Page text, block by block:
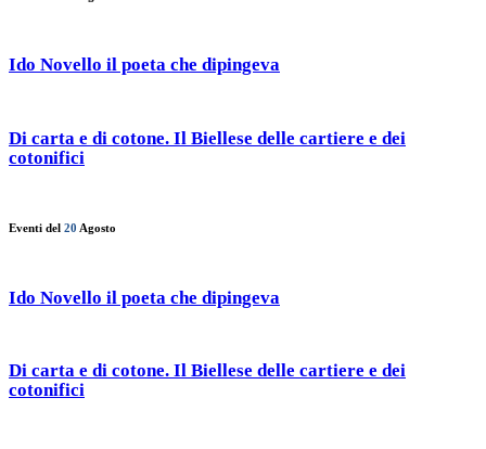
Ido Novello il poeta che dipingeva
Di carta e di cotone. Il Biellese delle cartiere e dei
cotonifici
Eventi del 20 Agosto
Ido Novello il poeta che dipingeva
Di carta e di cotone. Il Biellese delle cartiere e dei
cotonifici